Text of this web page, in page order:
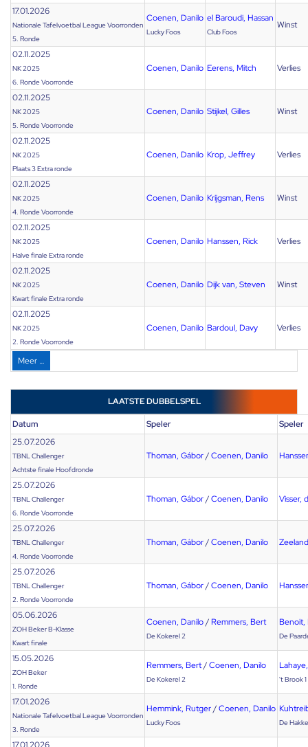
17.01.2026
Nationale Tafelvoetbal League Voorronden
5. Ronde
Coenen, Danilo
Lucky Foos
el Baroudi, Hassan
Club Foos
Winst
02.11.2025
NK 2025
6. Ronde Voorronde
Coenen, Danilo Eerens, Mitch Verlies
02.11.2025
NK 2025
5. Ronde Voorronde
Coenen, Danilo Stijkel, Gilles Winst
02.11.2025
NK 2025
Plaats 3 Extra ronde
Coenen, Danilo Krop, Jeffrey Verlies
02.11.2025
NK 2025
4. Ronde Voorronde
Coenen, Danilo Krijgsman, Rens Winst
02.11.2025
NK 2025
Halve finale Extra ronde
Coenen, Danilo Hanssen, Rick Verlies
02.11.2025
NK 2025
Kwart finale Extra ronde
Coenen, Danilo Dijk van, Steven Winst
02.11.2025
NK 2025
2. Ronde Voorronde
Coenen, Danilo Bardoul, Davy Verlies
Meer …
LAATSTE DUBBELSPEL
Datum Speler
Speler
25.07.2026
TBNL Challenger
Achtste finale Hoofdronde
Thoman, Gábor/Coenen, Danilo
25.07.2026
TBNL Challenger
6. Ronde Voorronde
Thoman, Gábor/Coenen, Danilo Visser,
25.07.2026
TBNL Challenger
4. Ronde Voorronde
Thoman, Gábor/Coenen, Danilo
25.07.2026
TBNL Challenger
2. Ronde Voorronde
Thoman, Gábor/Coenen, Danilo
05.06.2026
ZOH Beker B-Klasse
Kwart finale
Coenen, Danilo/ Remmers, Bert
De Kokerel 2
Benoit,
De
15.05.2026
ZOH Beker
1. Ronde
Remmers, Bert/Coenen, Danilo
De Kokerel 2 't Brook 1
17.01.2026
Nationale Tafelvoetbal League Voorronden
3. Ronde
Hemmink, Rutger/Coenen, Danilo
Lucky Foos De